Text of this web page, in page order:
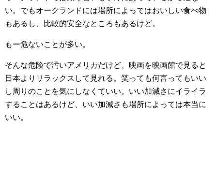
い。でもオークランドには場所によってはおいしい食べ物
もあるし、比較的安全なところもあるけど。
もー危ないことが多い。
そんな危険で汚いアメリカだけど、映画を映画館で見ると
日本よりリラックスして見れる。笑っても何言ってもいい
し周りのことを気にしなくていい。いい加減さにイライラ
することはあるけど、いい加減さも場所によっては本当に
いい。